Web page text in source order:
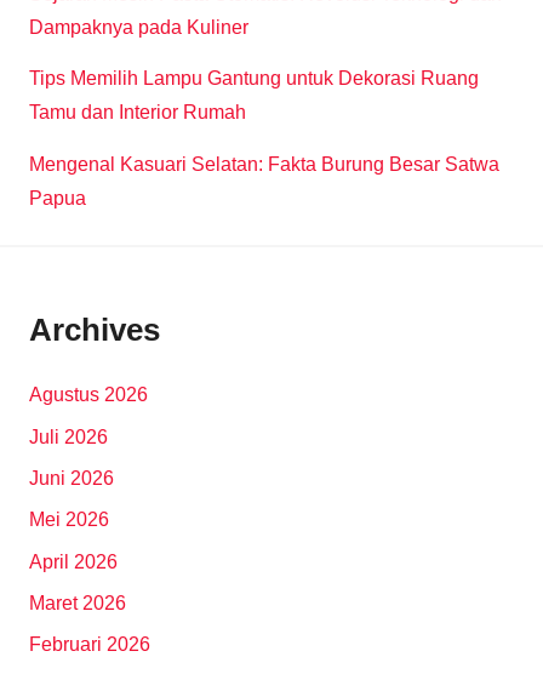
Dampaknya pada Kuliner
Tips Memilih Lampu Gantung untuk Dekorasi Ruang
Tamu dan Interior Rumah
Mengenal Kasuari Selatan: Fakta Burung Besar Satwa
Papua
Archives
Agustus 2026
Juli 2026
Juni 2026
Mei 2026
April 2026
Maret 2026
Februari 2026